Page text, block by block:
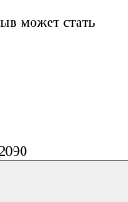
может стать